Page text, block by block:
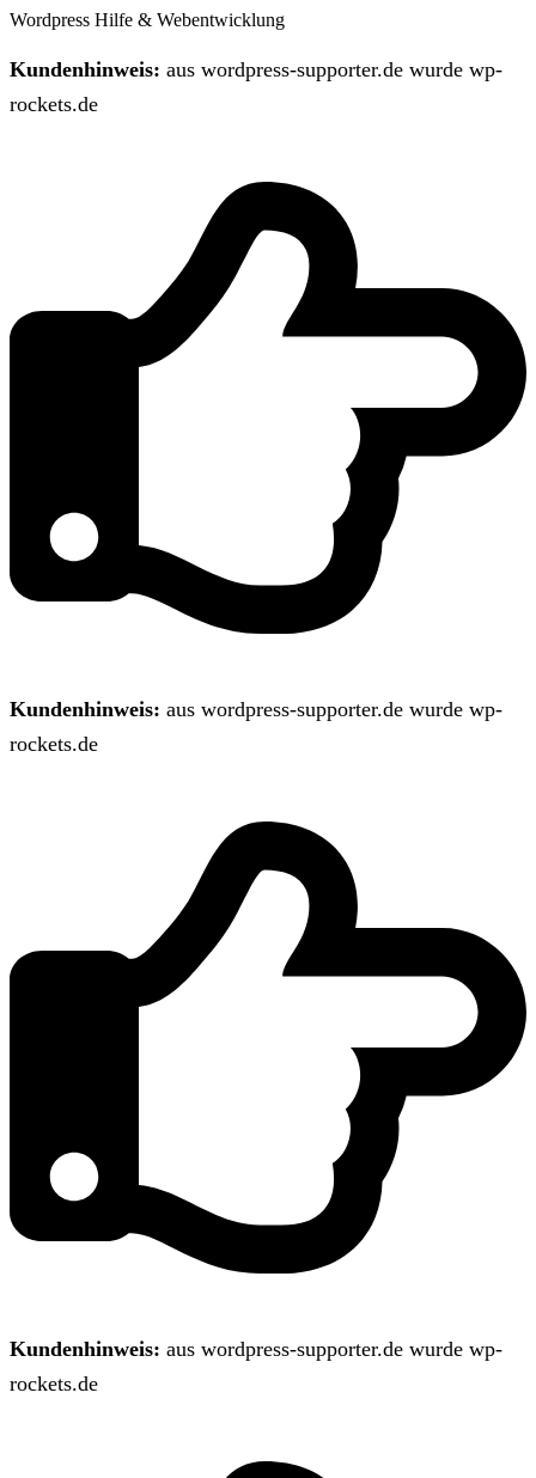
Wordpress Hilfe & Webentwicklung
Kundenhinweis: aus wordpress-supporter.de wurde wp-
rockets.de
Kundenhinweis: aus wordpress-supporter.de wurde wp-
rockets.de
Kundenhinweis: aus wordpress-supporter.de wurde wp-
rockets.de